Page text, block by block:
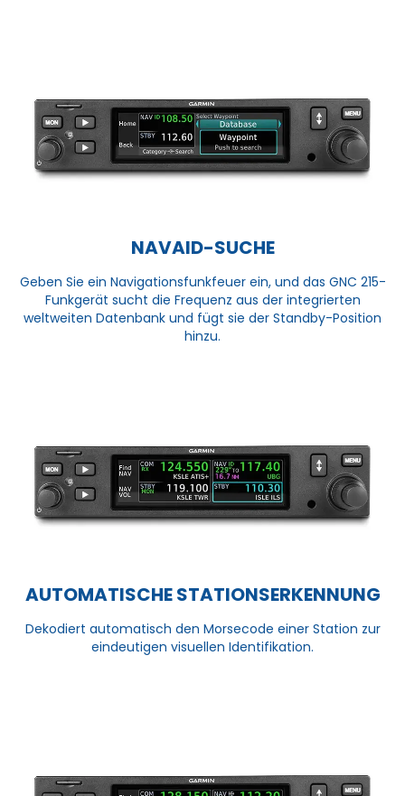
NAVAID-SUCHE
Geben Sie ein Navigationsfunkfeuer ein, und das GNC 215-
Funkgerät sucht die Frequenz aus der integrierten
weltweiten Datenbank und fügt sie der Standby-Position
hinzu.
AUTOMATISCHE STATIONSERKENNUNG
Dekodiert automatisch den Morsecode einer Station zur
eindeutigen visuellen Identifikation.